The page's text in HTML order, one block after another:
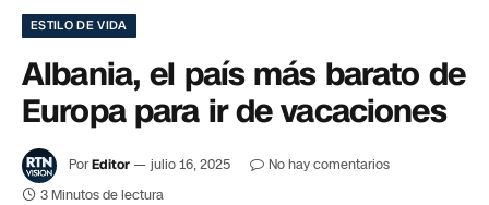
ESTILO DE VIDA
Albania, el país más barato de
Europa para ir de vacaciones
PorEditor julio 16, 2025
No hay comentarios
3 Minutos de lectura